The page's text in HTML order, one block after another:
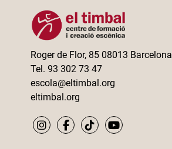
Roger de Flor, 85 08013 Barcelona
Tel. 93 302 73 47
escola@eltimbal.org
eltimbal.org